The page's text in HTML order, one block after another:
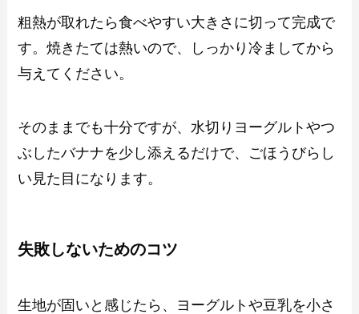
粗熱が取れたら食べやすい大きさに切って完成で
す。焼きたては熱いので、しっかり冷ましてから
与えてください。
そのままでも十分ですが、水切りヨーグルトやつ
ぶしたバナナを少し添えるだけで、ごほうびらし
い見た目になります。
失敗しないためのコツ
生地が固いと感じたら、ヨーグルトや豆乳を小さ